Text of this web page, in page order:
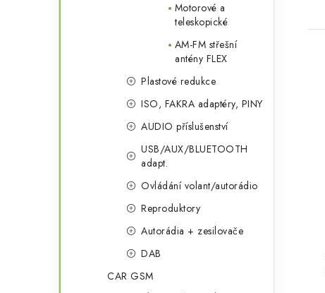
Motorové a
teleskopické
AM-FM střešní
antény FLEX
Plastové redukce
ISO, FAKRA adaptéry, PINY
AUDIO příslušenství
USB/AUX/BLUETOOTH
adapt.
Ovládání volant/autorádio
Reproduktory
Autorádia + zesilovače
DAB
CAR GSM